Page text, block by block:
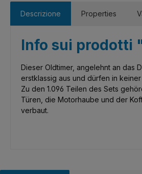
Descrizione Properties
Info sui prodotti
Dieser Oldtimer, angelehnt an das
erstklassig aus und dürfen in
Zu den 1.096 Teilen des Sets
Türen, die Motorhaube und der
verbaut.